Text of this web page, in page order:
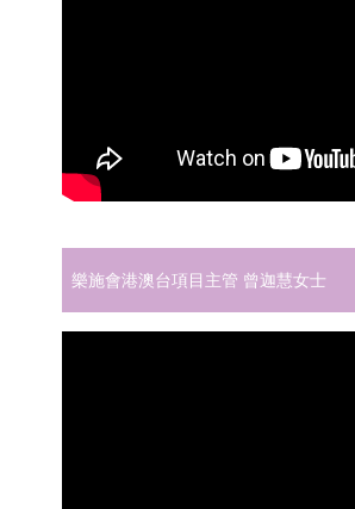
樂施會港澳台項目主管 曾迦慧女士